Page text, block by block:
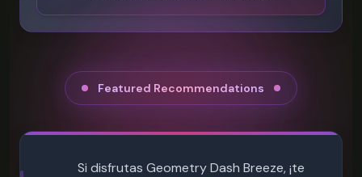
Featured Recommendations
Si disfrutas Geometry Dash Breeze, ¡te